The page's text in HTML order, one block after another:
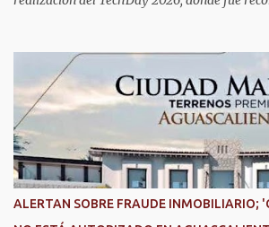
seguridad pública y la atención de
reunió a autoridades, especialistas
representantes de instituciones de seguridad
conocimientos y conocer las tendencias más
materia. La titular del C5i, Michelle Olmos
reconocimiento es resultado de la capacidad
infraestructura tecnológica de vanguardia y
innovadores de coordinación institucional
ALERTAN SOBRE FRAUDE INMOBILIARIO;